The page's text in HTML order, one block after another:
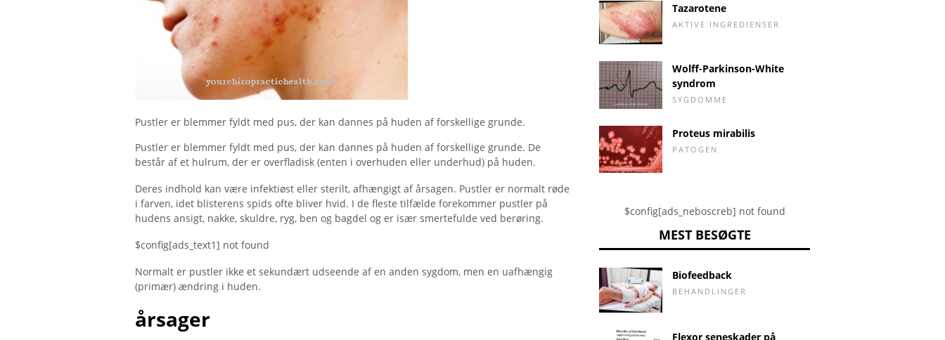
Pustler er blemmer fyldt med pus, der kan dannes på huden af ​​forskellige grunde.
Pustler er blemmer fyldt med pus, der kan dannes på huden af ​​forskellige grunde. De
består af et hulrum, der er overfladisk (enten i overhuden eller underhud) på huden.
Deres indhold kan være infektiøst eller sterilt, afhængigt af årsagen. Pustler er normalt røde
i farven, idet blisterens spids ofte bliver hvid. I de fleste tilfælde forekommer pustler på
hudens ansigt, nakke, skuldre, ryg, ben og bagdel og er især smertefulde ved berøring.
$config[ads_text1] not found
Normalt er pustler ikke et sekundært udseende af en anden sygdom, men en uafhængig
(primær) ændring i huden.
årsager
Tazarotene
AKTIVE INGREDIENSER
Wolff-Parkinson-White
syndrom
SYGDOMME
Proteus mirabilis
PATOGEN
$config[ads_neboscreb] not found
MEST BESØGTE
Biofeedback
BEHANDLINGER
Flexor seneskader på